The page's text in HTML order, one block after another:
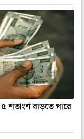
শতাংশ বাড়তে পারে